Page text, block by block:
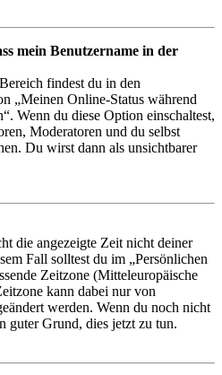
mein Benutzername in der
findest du in den
„Meinen Online-Status während
Wenn du diese Option einschaltest,
Moderatoren und du selbst
Du wirst dann als unsichtbarer
die angezeigte Zeit nicht deiner
Fall solltest du im „Persönlichen
Zeitzone (Mitteleuropäische
kann dabei nur von
werden. Wenn du noch nicht
guter Grund, dies jetzt zu tun.